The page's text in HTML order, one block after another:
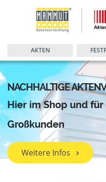
AKTEN
NACHHALTIGE
Hier im Shop und
Großkunden
Weitere Infos